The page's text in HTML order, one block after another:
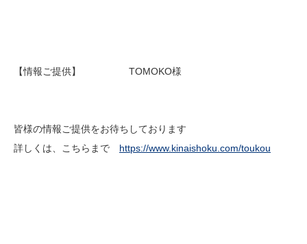
【情報ご提供】 TOMOKO様
皆様の情報ご提供をお待ちしております
詳しくは、こちらまで https://www.kinaishoku.com/toukou